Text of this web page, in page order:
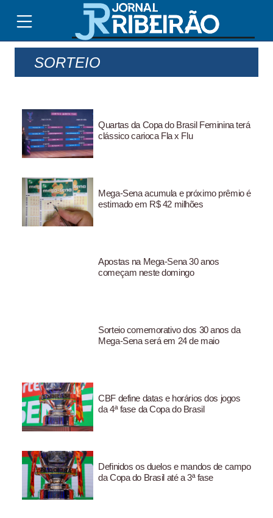
SORTEIO
Quartas da Copa do Brasil Feminina terá
clássico carioca Fla x Flu
Mega-Sena acumula e próximo prêmio é
estimado em R$ 42 milhões
Apostas na Mega-Sena 30 anos
começam neste domingo
Sorteio comemorativo dos 30 anos da
Mega-Sena será em 24 de maio
CBF define datas e horários dos jogos
da 4ª fase da Copa do Brasil
Definidos os duelos e mandos de campo
da Copa do Brasil até a 3ª fase